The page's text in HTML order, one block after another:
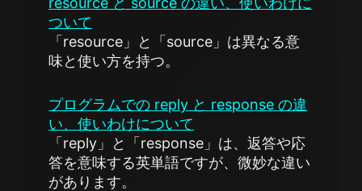
ついて
「resource」と「source」は異なる意
味と使い方を持つ。
プログラムでの reply と response の違
い、使いわけについて
「reply」と「response」は、返答や応
答を意味する英単語ですが、微妙な違い
があります。